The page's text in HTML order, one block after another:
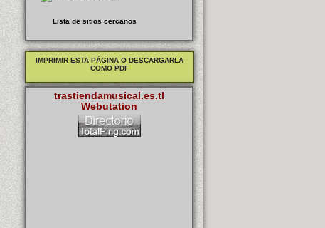
Lista de sitios cercanos
IMPRIMIR ESTA PÁGINA O DESCARGARLA
COMO PDF
trastiendamusical.es.tl
Webutation